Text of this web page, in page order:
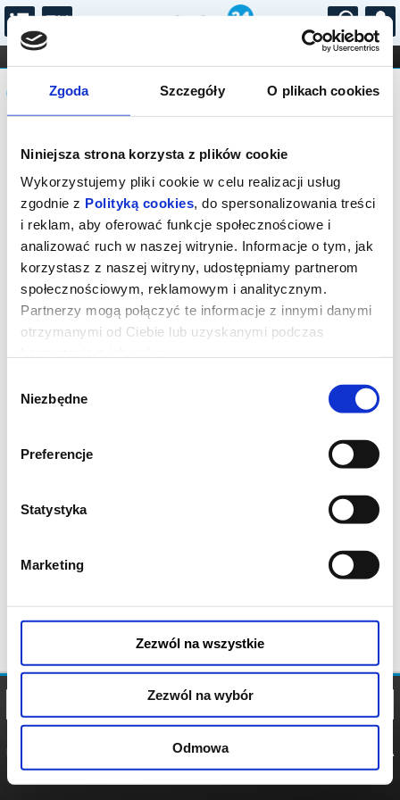
Zgoda Szczegóły O plikach cookies
Niniejsza strona korzysta z plików cookie
Wykorzystujemy pliki cookie w celu realizacji usług
zgodnie z Polityką cookies, do spersonalizowania treści
i reklam, aby oferować funkcje społecznościowe i
analizować ruch w naszej witrynie. Informacje o tym, jak
korzystasz z naszej witryny, udostępniamy partnerom
społecznościowym, reklamowym i analitycznym.
Partnerzy mogą połączyć te informacje z innymi danymi
otrzymanymi od Ciebie lub uzyskanymi podczas
zgody
Niezbędne
Preferencje
Statystyka
Marketing
Zezwól na wszystkie
Zezwól na wybór
Odmowa
...
FILHARMONIA OPERA I BALET
STAND-UP
DLA DZIECI
Komunikat
Sprzedaż biletów on-line na wydarzenie
została zakończona.
POLITYKA
POLITYKA